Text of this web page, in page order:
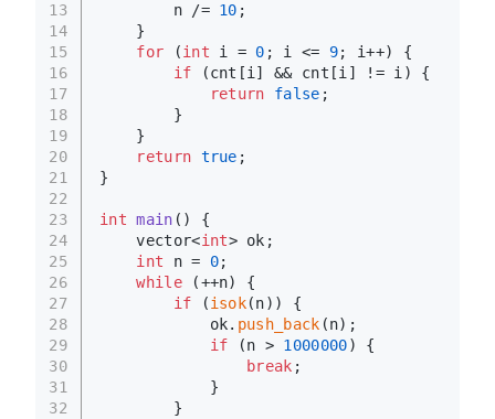
13
14
15
16
17
18
19
20
21
22
23
24
25
26
27
28
29
30
31
32
        n /=
10 ;
    }
for (int i = 0 ; i <= 9; i++) {
if (cnt[i] && cnt[i] != i) {
return
false ;
        }
    }
return true ;
}
int main ()
{
    vector<
int> ok;
int n = 0;
while (++n) {
if (isok(n)) {
            ok.
push_back (n);
if (n > 1000000) {
break ;
            }
        }